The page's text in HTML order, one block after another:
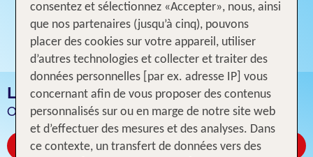
LA RÉUNION
Offres d'hôtels intéressantes
Réservez à partir de CHF 59
consentez et sélectionnez «Accepter», nous, ainsi
que nos partenaires (jusqu’à cinq), pouvons
placer des cookies sur votre appareil, utiliser
d’autres technologies et collecter et traiter des
données personnelles [par ex. adresse IP] vous
concernant afin de vous proposer des contenus
personnalisés sur ou en marge de notre site web
et d’effectuer des mesures et des analyses. Dans
ce contexte, un transfert de données vers des